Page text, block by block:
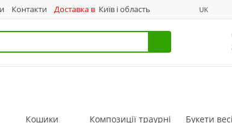
Контакти Доставка в Київ і область UK
Кошики Композиції траурні Букети